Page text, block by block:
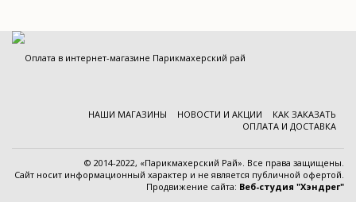
НАШИ МАГАЗИНЫ НОВОСТИ И АКЦИИ
КАК ЗАКАЗАТЬ
ОПЛАТА И ДОСТАВКА
© 2014-2022, «Парикмахерский Рай». Все права защищены.
Cайт носит информационный характер и не является публичной офертой.
Продвижение сайта: Веб-студия "Хэндрег"